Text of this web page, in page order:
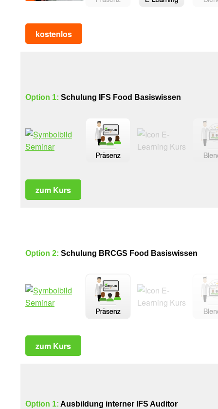
kostenlos
Option 1: Schulung IFS Food Basiswissen
zum Kurs
Option 2: Schulung BRCGS Food Basiswissen
zum Kurs
Option 1: Ausbildung interner IFS Auditor